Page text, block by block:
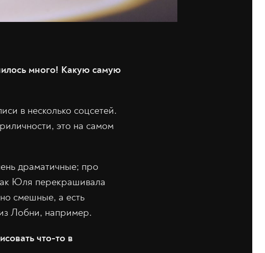
много! Какую самую
в несколько соцсетей.
это на самом
драматичные; про
Юля перекрашивала
смешные, а есть
Лобни, например.
что-то в